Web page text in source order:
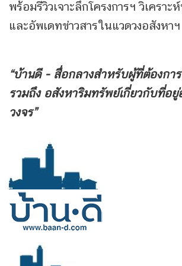
พร้อมรีวิวเจาะลึกโครงการฯ วิเครา
และอัพเดทข่าวสารในแวดวงอสังหาฯ
“บ้านดี - สื่อกลางสำหรับผู้ที่ต้องกา
รวมถึง อสังหาริมทรัพย์เกี่ยวกับที่อยู่
วงจร”